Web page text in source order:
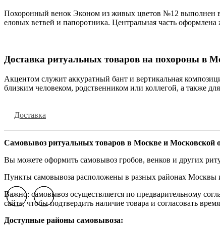
Похоронный венок Эконом из живых цветов №12 выполнен в
еловых ветвей и папоротника. Центральная часть
Доставка ритуальных товаров на похороны в
Акцентом служит аккуратный бант и вертикальная
близким человеком, родственником или коллегой, а также
Доставка
Самовывоз ритуальных товаров в Москве и Московской
Вы можете оформить самовывоз гробов, венков и других
Пункты самовывоза расположены в разных районах Москвы
Важно: самовывоз осуществляется по предварительному
сайте, чтобы подтвердить наличие товара и согласовать
Доступные районы самовывоза:
Previous slideNext slide
Previous slideNext slide
Previous slideNext slide